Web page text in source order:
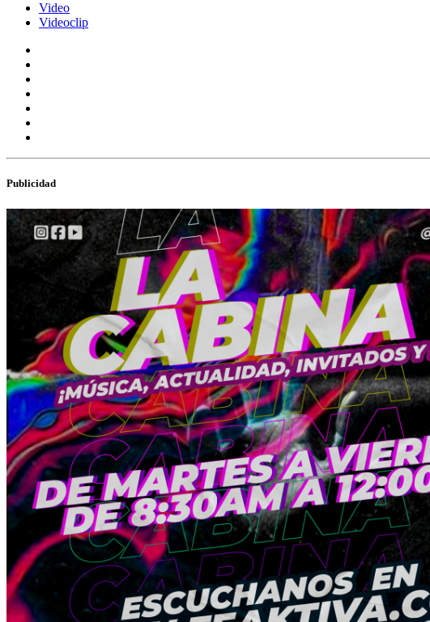
Video
Videoclip
Publicidad